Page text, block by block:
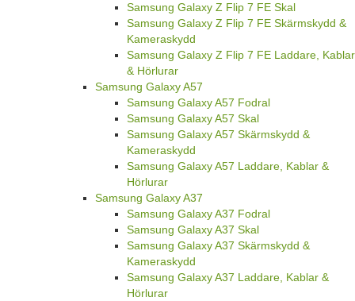
Samsung Galaxy Z Flip 7 FE Skal
Samsung Galaxy Z Flip 7 FE Skärmskydd &
Kameraskydd
Samsung Galaxy Z Flip 7 FE Laddare, Kablar
& Hörlurar
Samsung Galaxy A57
Samsung Galaxy A57 Fodral
Samsung Galaxy A57 Skal
Samsung Galaxy A57 Skärmskydd &
Kameraskydd
Samsung Galaxy A57 Laddare, Kablar &
Hörlurar
Samsung Galaxy A37
Samsung Galaxy A37 Fodral
Samsung Galaxy A37 Skal
Samsung Galaxy A37 Skärmskydd &
Kameraskydd
Samsung Galaxy A37 Laddare, Kablar &
Hörlurar